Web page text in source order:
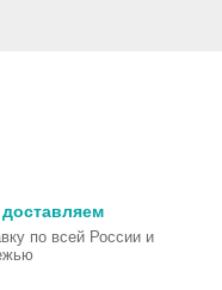
по всей России и